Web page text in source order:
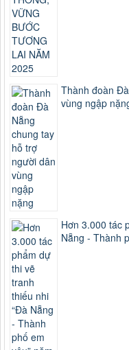
Thành đoàn
vùng ngập
Hơn 3.000 tác
Nẵng - Thành